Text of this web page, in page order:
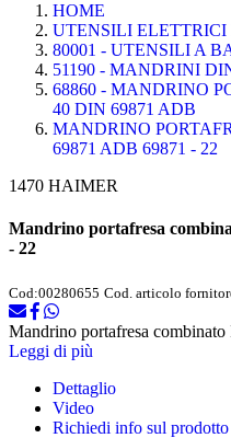
HOME
UTENSILI
80001 - UTENSILI A
51190 - MANDRINI
68860 - MANDRINO
40 DIN 69871 ADB
MANDRINO
69871 ADB 69871 - 22
1470 HAIMER
Mandrino portafresa
- 22
Cod:00280655 Cod. articolo
Mandrino portafresa
Leggi di più
Dettaglio
Video
Richiedi info sul prodotto